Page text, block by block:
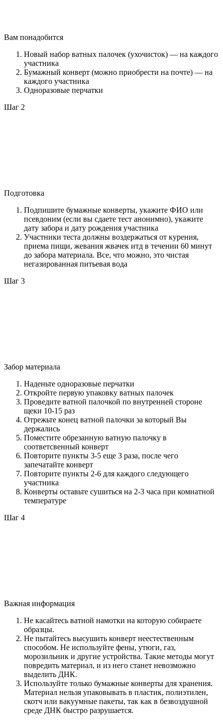
Вам понадобится
Новый набор ватных палочек (ухочисток) — на каждого
участника
Бумажный конверт (можно приобрести на почте) — на
каждого участника
Одноразовые перчатки
Шаг 2
Подготовка
Подпишите бумажные конверты, укажите ФИО или
псевдоним (если вы сдаете тест анонимно), укажите
дату забора и дату рождения участника
Участники теста должны воздержаться от курения,
приема пищи, жевания жвачек итд в течении 60 минут
до забора материала. Все, что можно, это чистая
негазированная питьевая вода
Шаг 3
Забор материала
Наденьте одноразовые перчатки
Откройте первую упаковку ватных палочек
Проведите ватной палочкой по внутренней стороне
щеки 10-15 раз
Отрежьте конец ватной палочки за который Вы
держались
Поместите обрезанную ватную палочку в
соответсвенный конверт
Повторите пункты 3-5 еще 3 раза, после чего
запечатайте конверт
Повторите пункты 2-6 для каждого следующего
участника
Конверты оставьте сушиться на 2-3 часа при комнатной
температуре
Шаг 4
Важная информация
Не касайтесь ватной намотки на которую собираете
образцы.
Не пытайтесь высушить конверт неестественным
способом. Не используйте фены, утюги, газ,
морозильник и другие устройства. Такие методы могут
повредить материал, и из него станет невозможно
выделить ДНК.
Используйте только бумажные конверты для хранения.
Материал нельзя упаковывать в пластик, полиэтилен,
скотч или вакуумные пакеты, так как в безвоздушной
среде ДНК быстро разрушается.